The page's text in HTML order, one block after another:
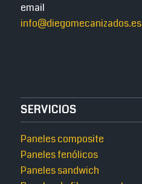
email
info@diegomecanizados.es
SERVICIOS
Paneles composite
Paneles fenólicos
Paneles sandwich